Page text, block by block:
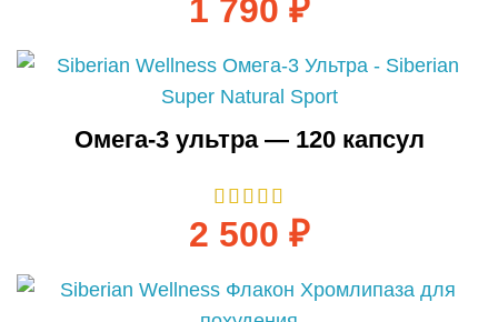
1 790 ₽
Омега-3 ультра — 120 капсул
2 500 ₽